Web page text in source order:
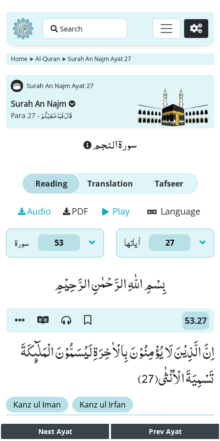
Search Go
Home ➤ Al-Quran ➤ Surah An Najm Ayat 27
Surah An Najm Ayat 27
Surah An Najm
Para 27 -قَالَ فَمَا خَطْبُكُمْ
سورة النجم
Reading Translation Tafseer
Audio PDF Play Language
سورۃ 53 اٰياتها 27
بِسْمِ اللّٰهِ الرَّحْمٰنِ الرَّحِیْمِ
53.27
اِنَّ الَّذِیْنَ لَا یُؤْمِنُوْنَ بِالْاٰخِرَةِ لَیُسَمُّوْنَ الْمَلٰٓىٕكَةَ
تَسْمِیَةَ الْاُنْثٰى(27)
Kanz ul Iman Kanz ul Irfan
Next Ayat Prev Ayat